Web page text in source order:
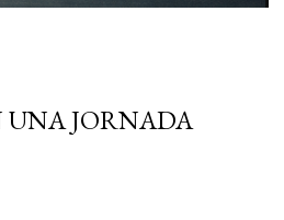
UNA JORNADA